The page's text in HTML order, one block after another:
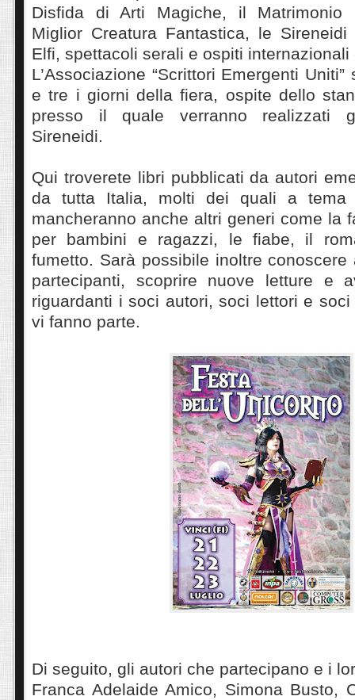
Disfida di Arti Magiche, il Matrimonio
Miglior Creatura Fantastica, le
Elfi, spettacoli serali e ospiti internazionali
L’Associazione “Scrittori Emergenti
e tre i giorni della fiera, ospite dello
presso il quale verranno realizzati
Sireneidi.
Qui troverete libri pubblicati da autori
da tutta Italia, molti dei quali a tema
mancheranno anche altri generi come la
per bambini e ragazzi, le fiabe, il
fumetto. Sarà possibile inoltre
partecipanti, scoprire nuove letture e
riguardanti i soci autori, soci lettori e
vi fanno parte.
Di seguito, gli autori che partecipano e i
Franca Adelaide Amico, Simona Busto,